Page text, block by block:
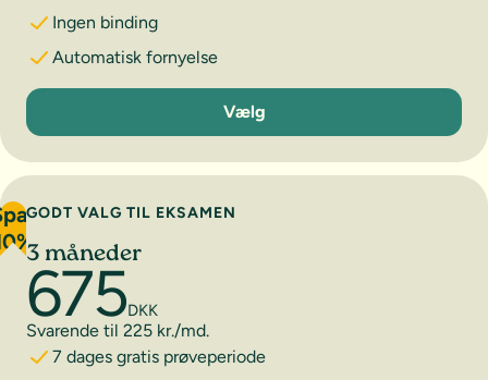
Ingen binding
Automatisk fornyelse
1 måned
Vælg
GODT VALG TIL EKSAMEN
3 måneder
675DKK
Svarende til 225 kr./md.
7 dages gratis prøveperiode